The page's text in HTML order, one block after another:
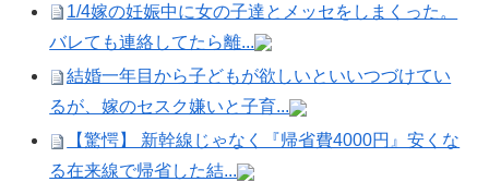
1/4嫁の妊娠中に女の子達とメッセをしまくった。
バレても連絡してたら離...
結婚一年目から子どもが欲しいといいつづけてい
るが、嫁のセスク嫌いと子育...
【驚愕】 新幹線じゃなく『帰省費4000円』安くな
る在来線で帰省した結...